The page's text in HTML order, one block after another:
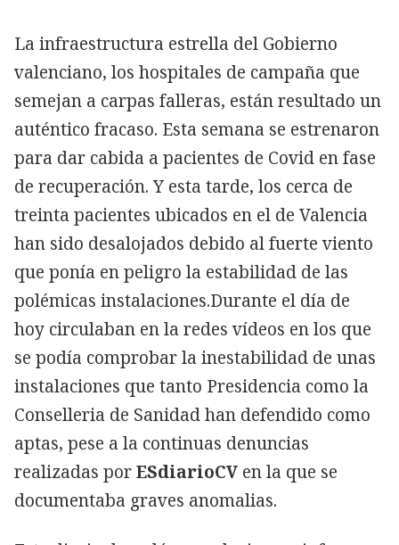
La infraestructura estrella del Gobierno
valenciano, los hospitales de campaña que
semejan a carpas falleras, están resultado un
auténtico fracaso. Esta semana se estrenaron
para dar cabida a pacientes de Covid en fase
de recuperación. Y esta tarde, los cerca de
treinta pacientes ubicados en el de Valencia
han sido desalojados debido al fuerte viento
que ponía en peligro la estabilidad de las
polémicas instalaciones.Durante el día de
hoy circulaban en la redes vídeos en los que
se podía comprobar la inestabilidad de unas
instalaciones que tanto Presidencia como la
Conselleria de Sanidad han defendido como
aptas, pese a la continuas denuncias
realizadas porESdiarioCV en la que se
documentaba graves anomalias.